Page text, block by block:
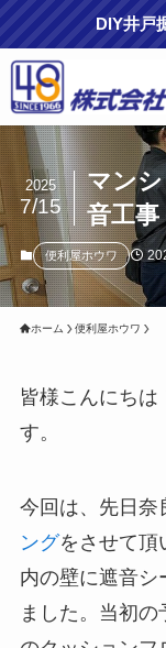
DIY井戸
マン
音工事
2025
7/15
便利屋ホウワ
ホーム 便利屋ホウワ
皆様こんにち
す。
今回は、先日奈
ングをさせて頂
内の壁に遮音シ
ました。当初